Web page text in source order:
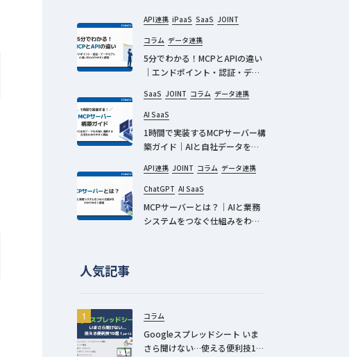
API連携 iPaaS SaaS JOINT
コラム データ連携
5分でわかる！MCPとAPIの違い
｜エンドポイント・認証・デー
SaaS JOINT コラム データ連携
AI SaaS
1時間で実装するMCPサーバー構
築ガイド｜AIと自社データを安
API連携 JOINT コラム データ連携
ChatGPT AI SaaS
MCPサーバーとは？｜AIと業務
システムをつなぐ仕組みをわか
人気記事
コラム
Googleスプレッドシート いま
さら聞けない…使える便利技10